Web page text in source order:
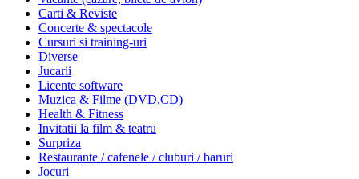
Carti & Reviste
Concerte & spectacole
Cursuri si training-uri
Diverse
Jucarii
Licente software
Muzica & Filme (DVD,CD)
Health & Fitness
Invitatii la film & teatru
Surpriza
Restaurante / cafenele / cluburi / baruri
Jocuri